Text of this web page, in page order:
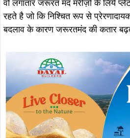
Join WhatsApp